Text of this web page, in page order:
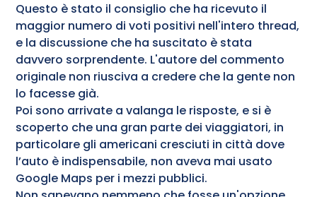
Questo è stato il consiglio che ha ricevuto il
maggior numero di voti positivi nell'intero thread,
e la discussione che ha suscitato è stata
davvero sorprendente. L'autore del commento
originale non riusciva a credere che la gente non
lo facesse già.
Poi sono arrivate a valanga le risposte, e si è
scoperto che una gran parte dei viaggiatori, in
particolare gli americani cresciuti in città dove
l’auto è indispensabile, non aveva mai usato
Google Maps per i mezzi pubblici.